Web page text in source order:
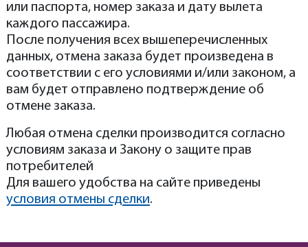
или паспорта, номер заказа и дату вылета
каждого пассажира.
После получения всех вышеперечисленных
данных, отмена заказа будет произведена в
соответствии с его условиями и/или законом, а
вам будет отправлено подтверждение об
отмене заказа.
Любая отмена сделки производится согласно
условиям заказа и Закону о защите прав
потребителей
Для вашего удобства на сайте приведены
условия отмены сделки.